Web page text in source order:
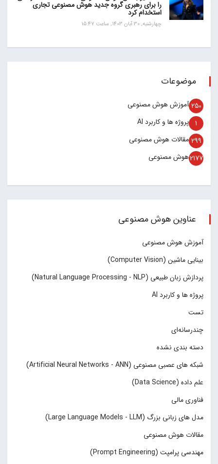
را برای رهبری گروه جدید هوش مصنوعی تجاری
استخدام کرد
چهارشنبه, 30 آبان 1403, ساعت 15:47
موضوعات
آموزش هوش مصنوعی 250
پروژه ها و کاربرد AI 1
مقالات هوش مصنوعی 299
هوش مصنوعی2177
عناوین هوش مصنوعی
آموزش هوش مصنوعی
بینایی ماشین (Computer Vision)
پردازش زبان طبیعی (Natural Language Processing - NLP)
پروژه ها و کاربرد AI
تست
چند‌‌رسانه‌ای
دسته بندی نشده
شبکه های عصبی مصنوعی (Artificial Neural Networks - ANN)
علم داده (Data Science)
فناوری مالی
مدل های زبانی بزرگ (Large Language Models - LLM)
مقالات هوش مصنوعی
مهندسی پرامپت (Prompt Engineering)